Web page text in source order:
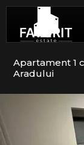
Apartament 1
Aradului